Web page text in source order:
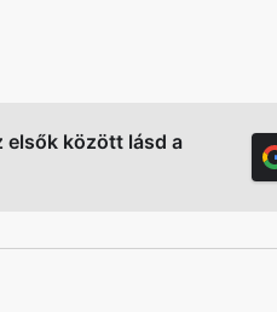
elsők között lásd a